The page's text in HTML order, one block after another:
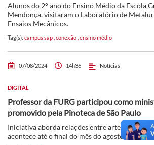
Alunos do 2° ano do Ensino Médio da Escola
Mendonça, visitaram o Laboratório de
Ensaios Mecânicos.
Tag(s): campus sap conexão ensino médio
07/08/2024 14h36 Notícias
DIGITAL
Professor da FURG participou como
promovido pela Pinoteca de São Paulo
Iniciativa aborda relações entre arte, paisagem
acontece até o final do mês do agosto